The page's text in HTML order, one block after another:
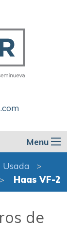
Menu
Haas VF-2
de